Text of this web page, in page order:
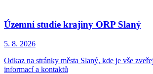
Územní studie krajiny ORP Slaný
5. 8. 2026
Odkaz na stránky města Slaný, kde je vše
informací a kontaktů